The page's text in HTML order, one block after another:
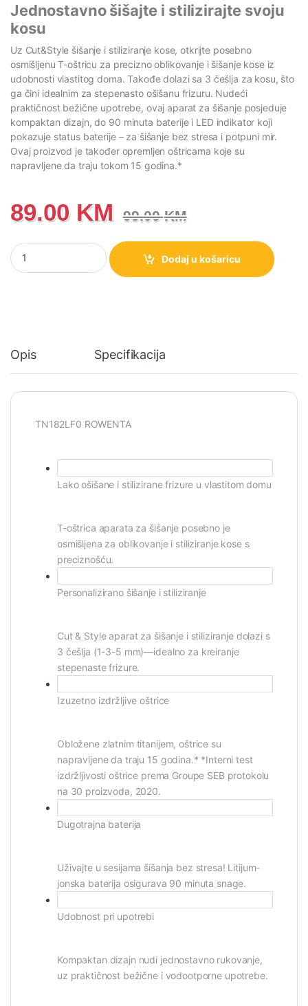
Jednostavno šišajte i stilizirajte svoju
kosu
Uz Cut&Style šišanje i stiliziranje kose, otkrijte posebno
osmišljenu T-oštricu za precizno oblikovanje i šišanje kose iz
udobnosti vlastitog doma. Takođe dolazi sa 3 češlja za kosu, što
ga čini idealnim za stepenasto ošišanu frizuru. Nudeći
praktičnost bežične upotrebe, ovaj aparat za šišanje posjeduje
kompaktan dizajn, do 90 minuta baterije i LED indikator koji
pokazuje status baterije – za šišanje bez stresa i potpuni mir.
Ovaj proizvod je također opremljen oštricama koje su
napravljene da traju tokom 15 godina.*
89.00 KM 99.00KM
TN182LF0 ROWENTA x KARL LAGERFELD Cut & Style aparat za
Dodaj u košaricu
Opis Specifikacija
TN182LF0 ROWENTA
Lako ošišane i stilizirane frizure u vlastitom domu
T-oštrica aparata za šišanje posebno je
osmišljena za oblikovanje i stiliziranje kose s
preciznošću.
Personalizirano šišanje i stiliziranje
Cut & Style aparat za šišanje i stiliziranje dolazi s
3 češlja (1-3-5 mm)—idealno za kreiranje
stepenaste frizure.
Izuzetno izdržljive oštrice
Obložene zlatnim titanijem, oštrice su
napravljene da traju 15 godina.* *Interni test
izdržljivosti oštrice prema Groupe SEB protokolu
na 30 proizvoda, 2020.
Dugotrajna baterija
Uživajte u sesijama šišanja bez stresa! Litijum-
jonska baterija osigurava 90 minuta snage.
Udobnost pri upotrebi
Kompaktan dizajn nudi jednostavno rukovanje,
uz praktičnost bežične i vodootporne upotrebe.